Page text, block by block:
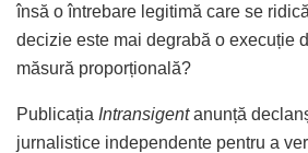
însă o întrebare legitimă care se
decizie este mai degrabă o execuție
măsură proporțională?
Publicația Intransigentanunță
jurnalistice independente pentru a